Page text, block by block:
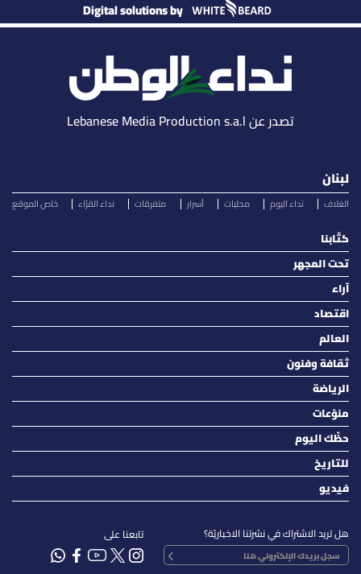
Digital solutions by
تصدر عن Lebanese Media Production s.a.l
لبنان
الغلاف نداء اليوم محليات أسرار متفرقات نداء القرّاء خاص الموقع
كتّابنا
تحت المجهر
آراء
اقتصاد
العالم
ثقافة وفنون
الرياضة
منوّعات
حظّك اليوم
للتاريخ
فيديو
هل تريد الاشتراك في نشرتنا الاخباريّة؟ تابعنا على